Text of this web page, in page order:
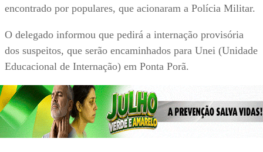
encontrado por populares, que acionaram a Polícia Militar.
O delegado informou que pedirá a internação provisória
dos suspeitos, que serão encaminhados para Unei (Unidade
Educacional de Internação) em Ponta Porã.